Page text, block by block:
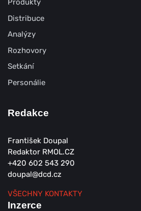
Produkty
Distribuce
Analýzy
Rozhovory
Setkání
Personálie
Redakce
František Doupal
Redaktor RMOL.CZ
+420 602 543 290
doupal@dcd.cz
VŠECHNY KONTAKTY
Inzerce